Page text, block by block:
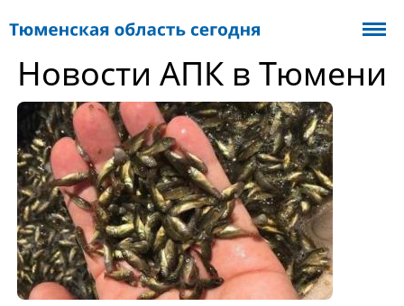
Новости АПК в Тюмени